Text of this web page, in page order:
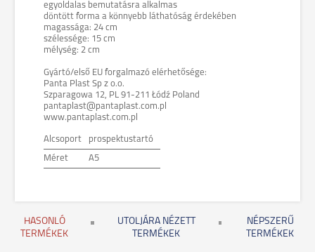
egyoldalas bemutatásra alkalmas
döntött forma a könnyebb láthatóság érdekében
magassága: 24 cm
szélessége: 15 cm
mélység: 2 cm
Gyártó/első EU forgalmazó elérhetősége:
Panta Plast Sp z o.o.
Szparagowa 12, PL 91-211 Łódź Poland
pantaplast@pantaplast.com.pl
www.pantaplast.com.pl
Alcsoport prospektustartó
Méret A5
HASONLÓ
TERMÉKEK
UTOLJÁRA NÉZETT
TERMÉKEK
NÉPSZERŰ
TERMÉKEK